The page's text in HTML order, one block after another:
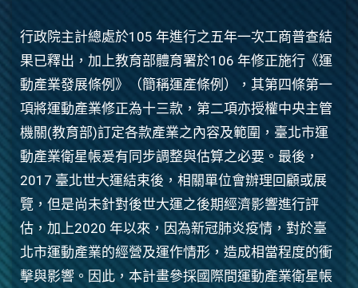
行政院主計總處於105 年進行之五年一次工商普查結
果已釋出，加上教育部體育署於106 年修正施行《運
動產業發展條例》（簡稱運產條例），其第四條第一
項將運動產業修正為十三款，第二項亦授權中央主管
機關(教育部)訂定各款產業之內容及範圍，臺北市運
動產業衛星帳爰有同步調整與估算之必要。最後，
2017 臺北世大運結束後，相關單位會辦理回顧或展
覽，但是尚未針對後世大運之後期經濟影響進行評
估，加上2020 年以來，因為新冠肺炎疫情，對於臺
北市運動產業的經營及運作情形，造成相當程度的衝
擊與影響。因此，本計畫參採國際間運動產業衛星帳